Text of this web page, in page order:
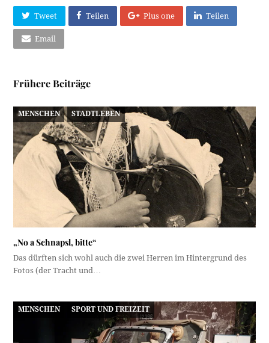
Tweet Teilen Plus one Teilen
Email
Frühere Beiträge
MENSCHEN STADTLEBEN
„No a Schnapsl, bitte“
Das dürften sich wohl auch die zwei Herren im Hintergrund des
Fotos (der Tracht und…
MENSCHEN SPORT UND FREIZEIT